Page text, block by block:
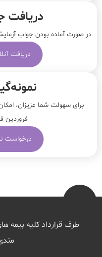
دریافت
در صورت آماده بودن جواب
دریافت
برای سهولت شما عزیزان،
فروردین
درخواست
طرف قرارداد کلیه بیمه